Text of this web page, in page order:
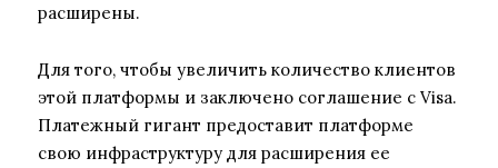
расширены.
Для того, чтобы увеличить количество клиентов
этой платформы и заключено соглашение с Visa.
Платежный гигант предоставит платформе
свою инфраструктуру для расширения ее